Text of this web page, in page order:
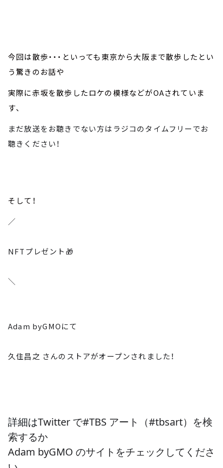
今回は散歩・・・といっても東京から大阪まで散歩したとい
う驚きのお話や
実際に赤坂を散歩したロケの模様などがOAされていま
す、
まだ放送をお聴きでない方はラジコのタイムフリーでお
聴きください！
そして！
／
NFTプレゼント🎁
＼
Adam byGMOにて
久住昌之 さんのストアがオープンされました！
詳細はTwitter で#TBS アート（#tbsart）を検
索するか
Adam byGMO のサイトをチェックしてくださ